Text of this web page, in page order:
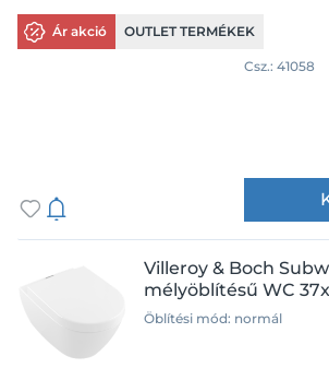
Ár akció OUTLET TERMÉKEK
Csz.: 41058
Villeroy & Boch
mélyöblítésű WC
Öblítési mód: normál